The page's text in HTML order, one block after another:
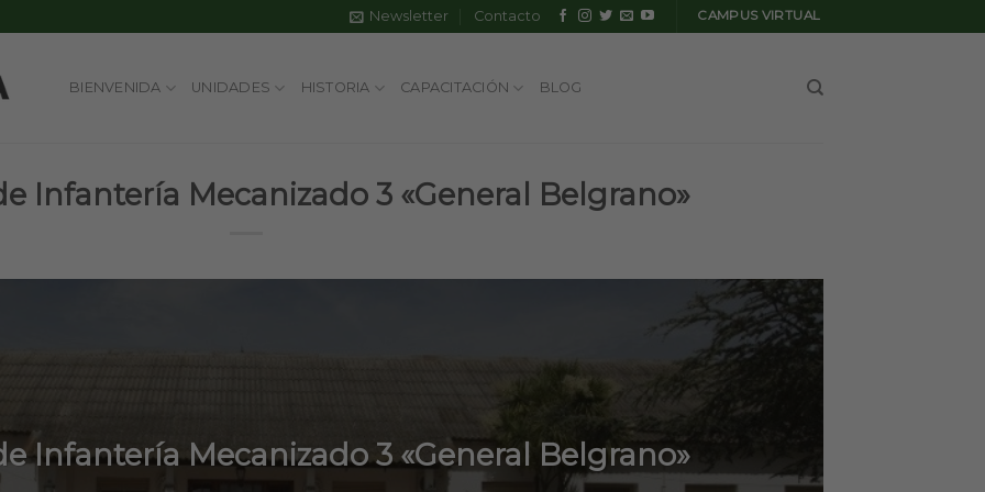
Newsletter Contacto CAMPUS VIRTUAL
BIENVENIDA UNIDADES HISTORIA CAPACITACIÓN BLOG
Infantería Mecanizado 3 «General Belgrano»
Infantería Mecanizado 3 «General Belgrano»